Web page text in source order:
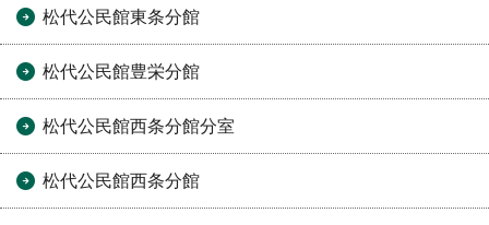
松代公民館東条分館
松代公民館豊栄分館
松代公民館西条分館分室
松代公民館西条分館